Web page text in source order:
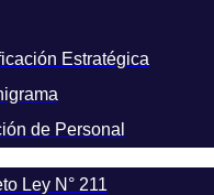
Estratégica
de Personal
Ley N° 211